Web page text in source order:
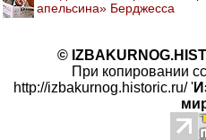
апельсина» Берджесса
©
При копировании
http://izbakurnog.historic.ru/ '